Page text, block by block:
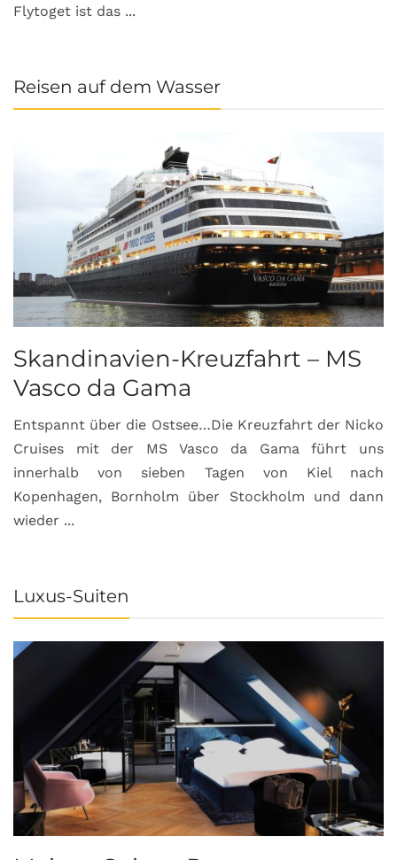
Flytoget ist das ...
Reisen auf dem Wasser
Skandinavien-Kreuzfahrt – MS
Vasco da Gama
Entspannt über die Ostsee…Die Kreuzfahrt der Nicko
Cruises mit der MS Vasco da Gama führt uns
innerhalb von sieben Tagen von Kiel nach
Kopenhagen, Bornholm über Stockholm und dann
wieder ...
Luxus-Suiten